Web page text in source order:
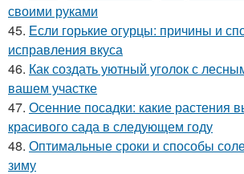
своими руками
45. Если горькие огурцы: причины и
исправления вкуса
46. Как создать уютный уголок с
вашем участке
47. Осенние посадки: какие растения
красивого сада в следующем году
48. Оптимальные сроки и способы
зиму